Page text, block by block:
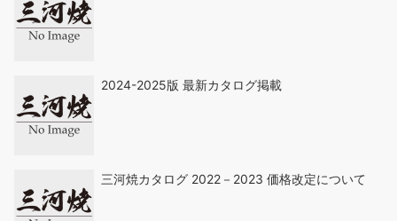
2024-2025版 最新カタログ掲載
三河焼カタログ 2022－2023 価格改定について